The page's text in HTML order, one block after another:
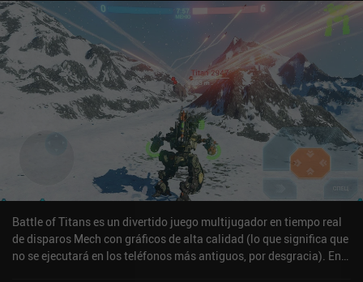
premium, lo que lamentablemente significa que el juego es un poco
pay-to-win, especialmente en los primeros niveles, antes de que se
desbloqueen mejores armas.
Battle of Titans es un divertido juego multijugador en tiempo real
de disparos Mech con gráficos de alta calidad (lo que significa que
no se ejecutará en los teléfonos más antiguos, por desgracia). En